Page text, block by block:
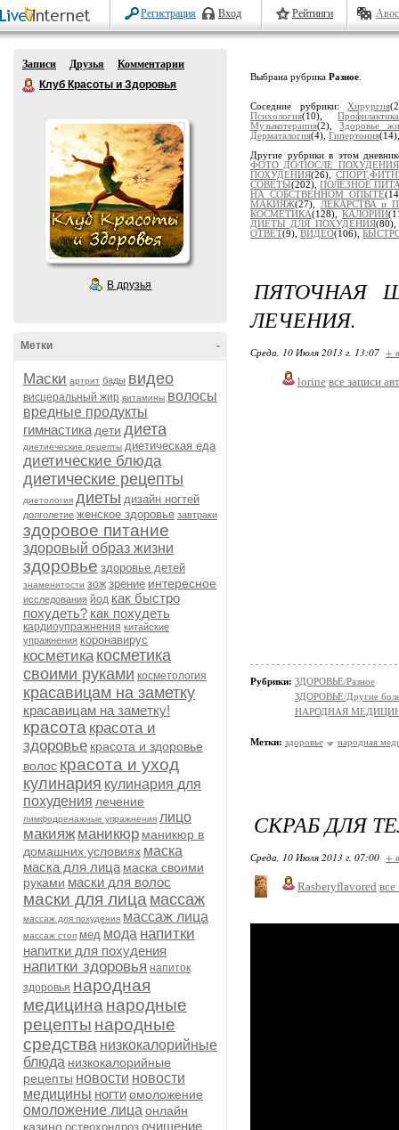
Регистрация Вход Рейтинги
Записи Друзья
Комментарии
Клуб Красоты и Здоровья
В друзья
-
Метки
Маски артрит бады видео
висцеральный жир витамины волосы
вредные продукты
гимнастика дети диета
диетиеческие рецепты диетическая еда
диетические блюда
диетические рецепты
диетология диеты дизайн ногтей
долголетие женское здоровье завтраки
здоровое питание
здоровый образ жизни
здоровье здоровье детей
знаменитости зож зрение интересное
исследования йод как быстро
похудеть? как похудеть
кардиоупражнения китайские
упражнения коронавирус
косметика косметика
своими руками косметология
красавицам на заметку
красавицам на заметку!
красота красота и
здоровье красота и здоровье
волос красота и уход
кулинария кулинария для
похудения лечение
лимфодренажные упражнения лицо
макияж маникюр маникюр в
домашних условиях маска
маска для лица маска своими
руками маски для волос
маски для лица массаж
массаж для похудения массаж лица
массаж стоп мед мода напитки
напитки для похудения
напитки здоровья напиток
здоровья народная
медицина народные
рецепты народные
средства низкокалорийные
блюда низкокалорийные
рецепты новости новости
медицины ногтиомоложение
омоложение лица онлайн
казино остеохондроз очищение
Выбрана рубрика Разное
Соседние рубрики:Хирургия
Психология(10),Профилактика
Музыкотерапия(2),Здоровье
Дерматалогия(4), Гипертония
Другие рубрики в этом
ФОТО ДО/ПОСЛЕ ПОХУДЕНИЯ
ПОХУДЕНИЯ(26),
СОВЕТЫ(202), ПОЛЕЗНОЕ
НА СОБСТВЕННОМ ОПЫТЕ
МАКИЯЖ(27),
ЛЕКАРСТВА и
КОСМЕТИКА(128),КАЛОРИИ
ДИЕТЫ ДЛЯ ПОХУДЕНИЯ
ОТВЕТ(9), ВИДЕО(106),
ПЯТОЧНАЯ
ЛЕЧЕНИЯ.
Среда, 10 Июля 2013 г. 13:07 +
lorine все записи
Рубрики: ЗДОРОВЬЕ/Разное
ЗДОРОВЬЕ/Другие
НАРОДНАЯ
Метки: здоровье народная
СКРАБ ДЛЯ
Среда, 10 Июля 2013 г. 07:00 +
Rasberyflavored все